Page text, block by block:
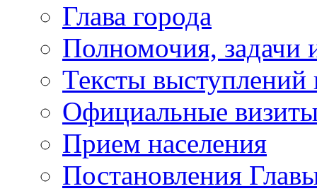
Глава города
Полномочия, задачи
Тексты выступлений
Официальные
Прием населения
Постановления